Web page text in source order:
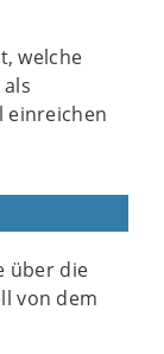
welche
einreichen
über die
von dem